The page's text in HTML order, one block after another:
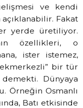
ve kendi
Fakat
yerde üretiliyor.
özellikleri, o
ister istemez,
bir tür
Dünyaya
Örneğin Osmanlı
Batı etkisinde